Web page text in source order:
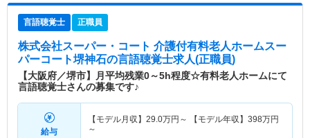
言語聴覚士 正職員
株式会社スーパー・コート 介護付有料老人ホームスー
パーコート堺神石の言語聴覚士求人(正職員)
【大阪府／堺市】月平均残業0～5h程度☆有料老人ホームにて
言語聴覚士さんの募集です♪
給与
【モデル月収】 29.0万円～ 【モデル年収】 398万円
～